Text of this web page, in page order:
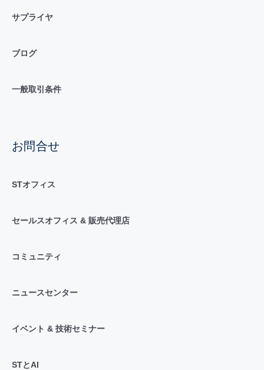
サプライヤ
ブログ
一般取引条件
お問合せ
STオフィス
セールスオフィス & 販売代理店
コミュニティ
ニュースセンター
イベント & 技術セミナー
STとAI